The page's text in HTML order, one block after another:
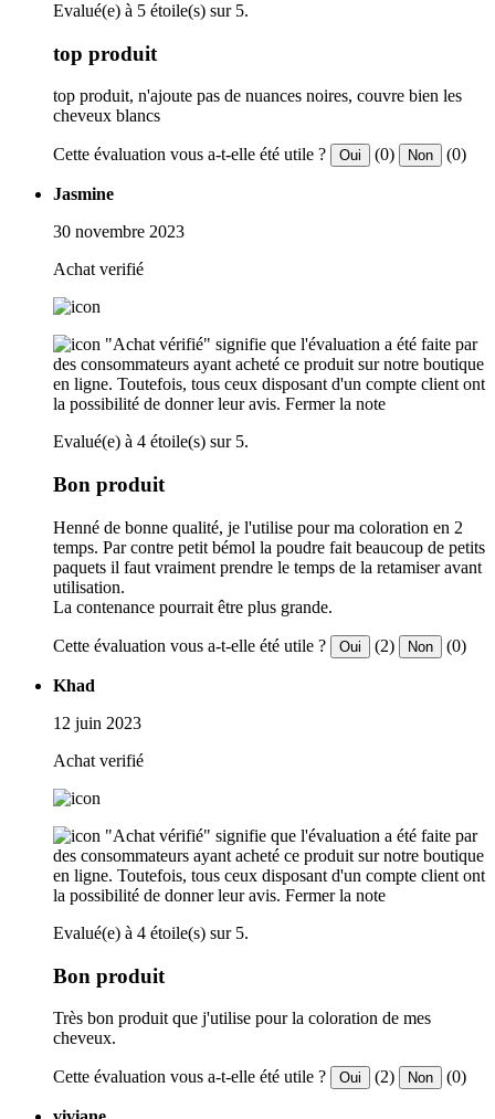
Evalué(e) à 5 étoile(s) sur 5.
top produit
top produit, n'ajoute pas de nuances noires, couvre bien les
cheveux blancs
Cette évaluation vous a-t-elle été utile ? Oui (0) Non (0)
Jasmine
30 novembre 2023
Achat verifié
"Achat vérifié" signifie que l'évaluation a été faite par
des consommateurs ayant acheté ce produit sur notre boutique
en ligne. Toutefois, tous ceux disposant d'un compte client ont
la possibilité de donner leur avis. Fermer la note
Evalué(e) à 4 étoile(s) sur 5.
Bon produit
Henné de bonne qualité, je l'utilise pour ma coloration en 2
temps. Par contre petit bémol la poudre fait beaucoup de petits
paquets il faut vraiment prendre le temps de la retamiser avant
utilisation.
La contenance pourrait être plus grande.
Cette évaluation vous a-t-elle été utile ? Oui (2) Non (0)
Khad
12 juin 2023
Achat verifié
"Achat vérifié" signifie que l'évaluation a été faite par
des consommateurs ayant acheté ce produit sur notre boutique
en ligne. Toutefois, tous ceux disposant d'un compte client ont
la possibilité de donner leur avis. Fermer la note
Evalué(e) à 4 étoile(s) sur 5.
Bon produit
Très bon produit que j'utilise pour la coloration de mes
cheveux.
Cette évaluation vous a-t-elle été utile ? Oui (2) Non (0)